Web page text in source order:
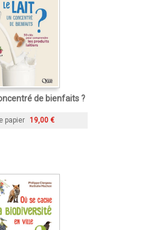
de bienfaits ?
papier 19,00 €